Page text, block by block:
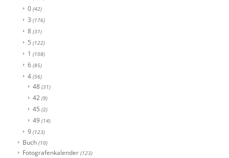
0 (42)
3 (176)
8 (31)
5 (122)
1 (108)
6 (85)
4 (56)
48 (31)
42 (9)
45 (2)
49 (14)
9 (123)
Buch (10)
Fotografenkalender (123)